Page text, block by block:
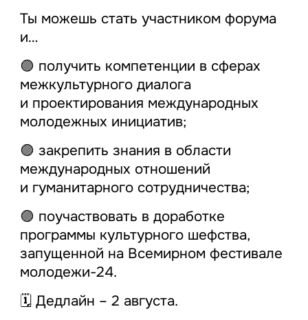
Ты можешь стать участником форума
и…
🟣 получить компетенции в сферах
межкультурного диалога
и проектирования международных
молодежных инициатив;
🟣 закрепить знания в области
международных отношений
и гуманитарного сотрудничества;
🟣 поучаствовать в доработке
программы культурного шефства,
запущенной на Всемирном фестивале
молодежи-24.
🗓 Дедлайн – 2 августа.